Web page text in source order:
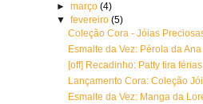
► março (4)
▼ fevereiro (5)
Coleção Cora - Jóias
Esmalte da Vez: Pérola da
[off] Recadinho: Patty tira férias
Lançamento Cora: Coleção
Esmalte da Vez: Manga da